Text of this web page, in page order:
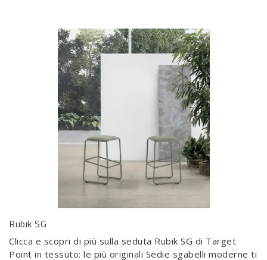
Rubik SG
Clicca e scopri di più sulla seduta Rubik SG di Target
Point in tessuto: le più originali Sedie sgabelli moderne ti